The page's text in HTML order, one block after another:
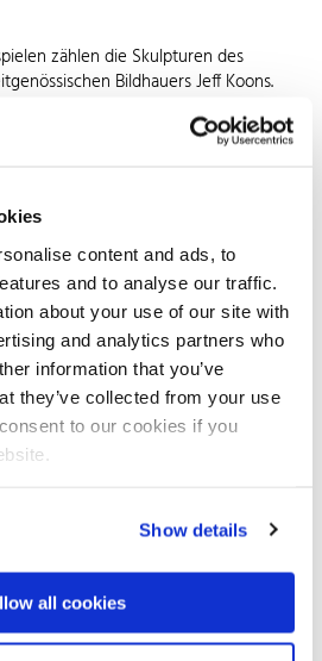
content and ads, to
and to analyse our traffic.
about your use of our site with
and analytics partners who
information that you’ve
they’ve collected from your use
to our cookies if you
Show details
all cookies
zählen die Skulpturen des
Bildhauers Jeff Koons.
nachempfunden.
in Frankreich enthüllt wird. In weit
für Schleifen, Polieren und Lackieren
Jeff Koons ihre charakteristische Optik.
zu erhalten, wird die Oberfläche
Farblack wieder
ähnliches Verfahren wählte Horst
am Justizpalast in Luxemburg:
Vasen aus Edelstahl symbolisieren die
und Luft. Globale Bekanntheit
mit seinem Cloud Gate – im
genannt – in Chicago. Sie ist weltweit
eigenen Angaben von flüssigem
verschweißen. Wortwörtlich
Carny entworfene elf Meter hohe
des Schriftstellers Franz Kafka in